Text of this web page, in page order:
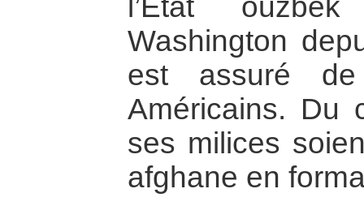
l’Etat
Washington
est assuré
Américains. Du
ses milices
afghane en